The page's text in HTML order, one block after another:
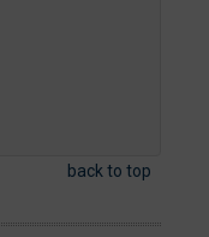
back to top